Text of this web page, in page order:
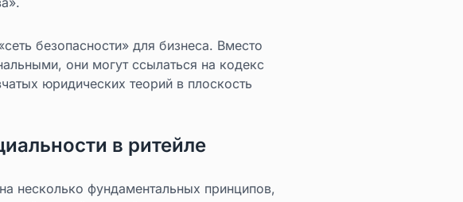
безопасности» для бизнеса. Вместо
они могут ссылаться на кодекс
юридических теорий в плоскость
в ритейле
несколько фундаментальных принципов,